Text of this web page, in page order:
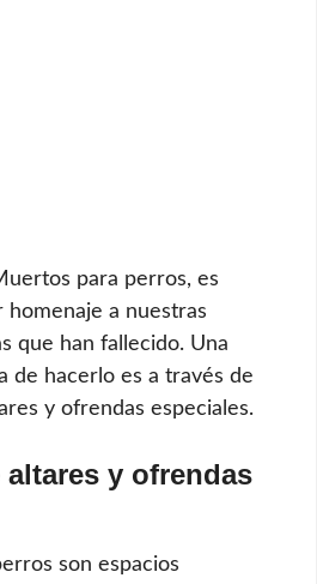
para perros, es
a nuestras
que han fallecido. Una
de hacerlo es a través de
y ofrendas especiales.
altares y ofrendas
son espacios